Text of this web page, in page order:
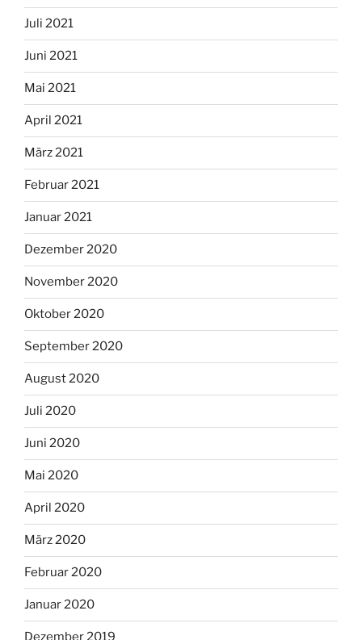
Juli 2021
Juni 2021
Mai 2021
April 2021
März 2021
Februar 2021
Januar 2021
Dezember 2020
November 2020
Oktober 2020
September 2020
August 2020
Juli 2020
Juni 2020
Mai 2020
April 2020
März 2020
Februar 2020
Januar 2020